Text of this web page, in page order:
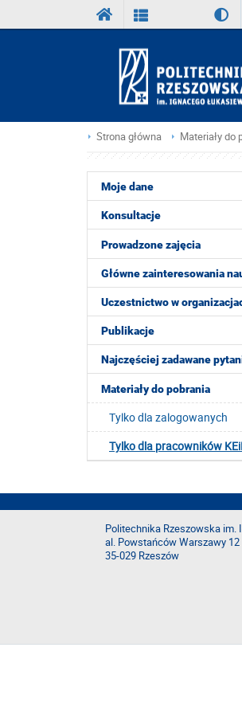
Strona główna Materiały do
Moje dane
Konsultacje
Prowadzone zajęcia
Główne zainteresowania
Uczestnictwo w
Publikacje
Najczęściej zadawane
Materiały do pobrania
Tylko dla zalogowanych
Tylko dla pracowników
Politechnika Rzeszowska im.
al. Powstańców Warszawy 12
35-029 Rzeszów